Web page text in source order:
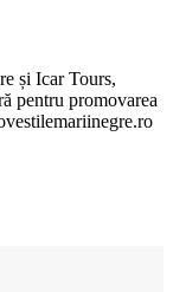
și Icar Tours,
pentru promovarea